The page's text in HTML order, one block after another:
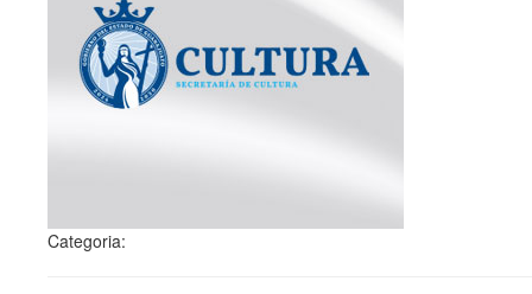
Categoria: